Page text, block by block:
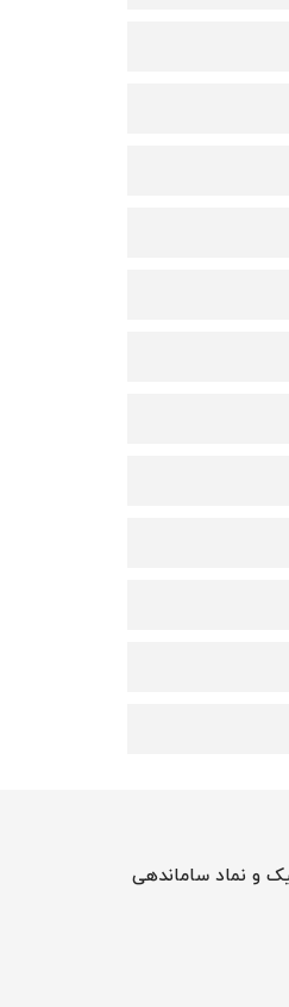
و نماد ساماندهی